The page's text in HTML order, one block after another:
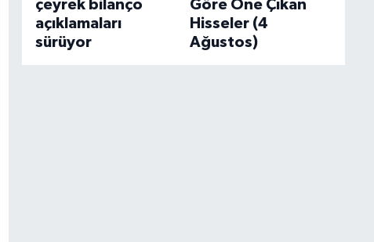
çeyrek bilanço
açıklamaları
sürüyor
Göre Öne Çıkan
Hisseler (4
Ağustos)